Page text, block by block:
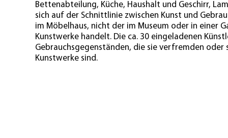
Bettenabteilung, Küche, Haushalt und Geschirr,
sich auf der Schnittlinie zwischen Kunst und
im Möbelhaus, nicht der im Museum oder in einer
Kunstwerke handelt. Die ca. 30 eingeladenen
Gebrauchsgegenständen, die sie verfremden
Kunstwerke sind.